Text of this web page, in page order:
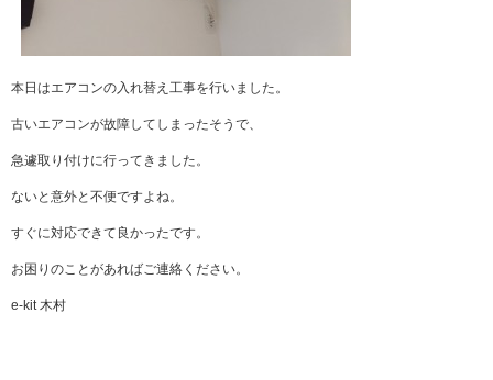
本日はエアコンの入れ替え工事を行いました。
古いエアコンが故障してしまったそうで、
急遽取り付けに行ってきました。
ないと意外と不便ですよね。
すぐに対応できて良かったです。
お困りのことがあればご連絡ください。
e-kit 木村